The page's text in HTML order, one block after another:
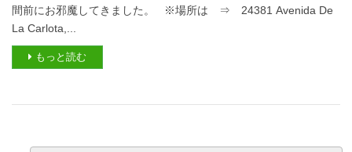
間前にお邪魔してきました。 ※場所は ⇒ 24381 Avenida De
La Carlota,...
もっと読む